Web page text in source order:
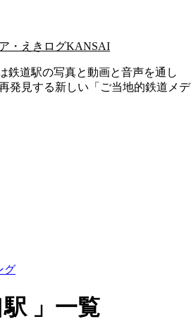
鉄道駅の写真と動画と音声を通し
発見する新しい「ご当地的鉄道メデ
グ
一覧